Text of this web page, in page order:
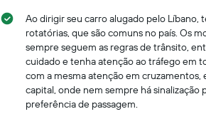
Ao dirigir seu carro alugado pelo Líbano,
rotatórias, que são comuns no país. Os
sempre seguem as regras de trânsito,
cuidado e tenha atenção ao tráfego em
com a mesma atenção em cruzamentos,
capital, onde nem sempre há sinalização
preferência de passagem.